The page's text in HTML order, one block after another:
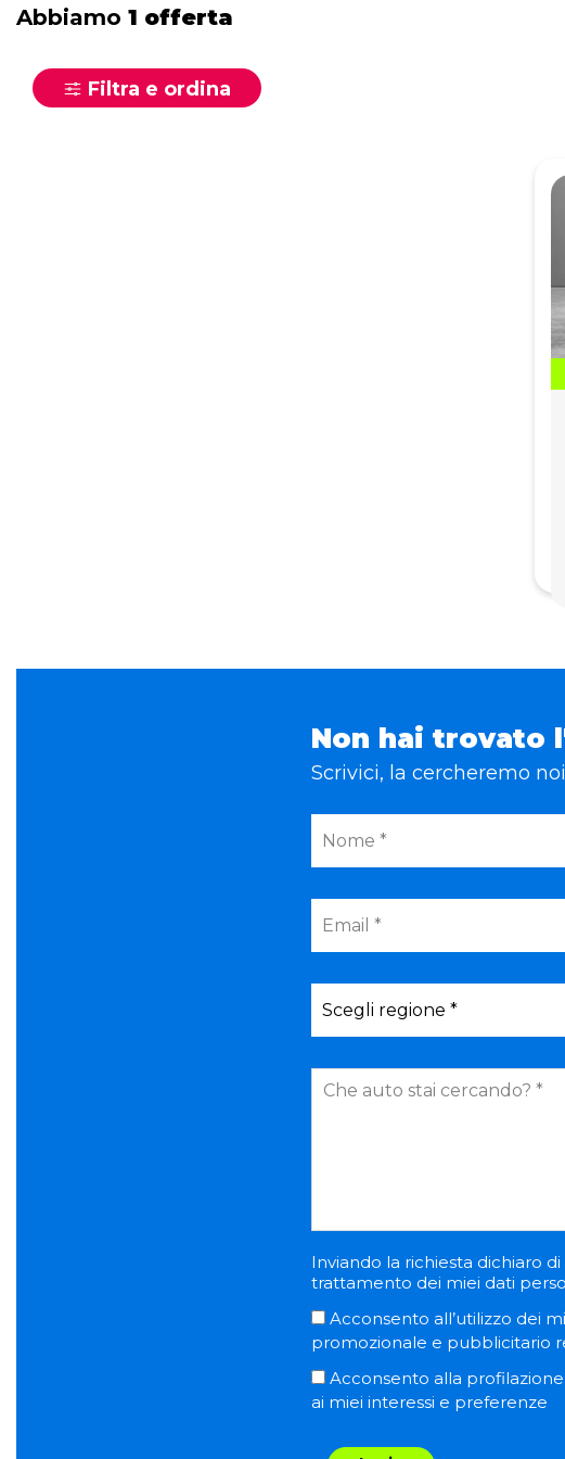
Abbiamo 1 offerta
Filtra e ordina
Non hai trovato
Scrivici, la cercheremo
Inviando la richiesta dichiaro
trattamento dei miei dati
Acconsento all’utilizzo dei
promozionale e pubblicitario
Acconsento alla
ai miei interessi e preferenze